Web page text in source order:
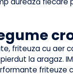
pregăti rapid,
durează
friteuza cu
pierdut la